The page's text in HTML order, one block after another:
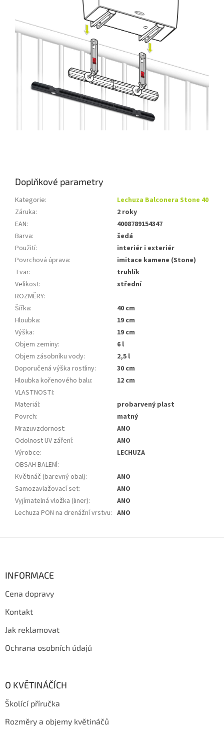
Doplňkové parametry
Kategorie:
Lechuza Balconera Stone 40
Záruka:
2 roky
EAN:
4008789154347
Barva:
šedá
Použití:
interiér i exteriér
Povrchová úprava:
imitace kamene (Stone)
Tvar:
truhlík
Velikost:
střední
ROZMĚRY:
Šířka:
40 cm
Hloubka:
19 cm
Výška:
19 cm
Objem zeminy:
6 l
Objem zásobníku vody:
2,5 l
Doporučená výška rostliny:
30 cm
Hloubka kořenového balu:
12 cm
VLASTNOSTI:
Materiál:
probarvený plast
Povrch:
matný
Mrazuvzdornost:
ANO
Odolnost UV záření:
ANO
Výrobce:
LECHUZA
OBSAH BALENÍ:
Květináč (barevný obal):
ANO
Samozavlažovací set:
ANO
Vyjímatelná vložka (liner):
ANO
Lechuza PON na drenážní vrstvu: ANO
INFORMACE
Cena dopravy
Kontakt
Jak reklamovat
Ochrana osobních údajů
O KVĚTINÁČÍCH
Školící příručka
Rozměry a objemy květináčů